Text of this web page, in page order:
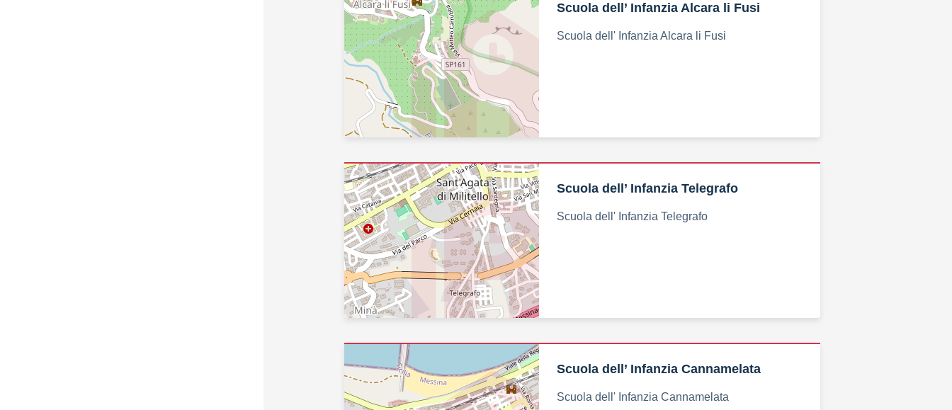
Scuola dell’ Infanzia Alcara li Fusi
Scuola dell' Infanzia Alcara li Fusi
Scuola dell’ Infanzia Telegrafo
Scuola dell' Infanzia Telegrafo
Scuola dell’ Infanzia Cannamelata
Scuola dell' Infanzia Cannamelata